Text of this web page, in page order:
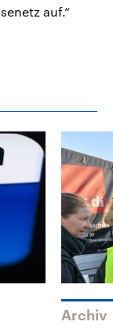
auf.“
Archiv